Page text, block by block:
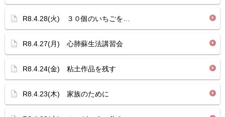
R8.4.28(火) ３０個のいちごを…
R8.4.27(月) 心肺蘇生法講習会
R8.4.24(金) 粘土作品を残す
R8.4.23(木) 家族のために